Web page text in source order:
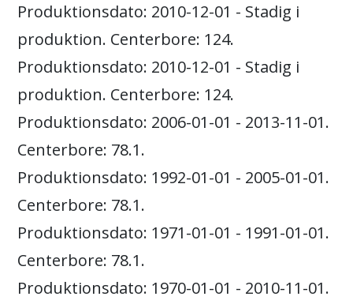
Produktionsdato: 2010-12-01 - Stadig i
produktion. Centerbore: 124.
Produktionsdato: 2010-12-01 - Stadig i
produktion. Centerbore: 124.
Produktionsdato: 2006-01-01 - 2013-11-01.
Centerbore: 78.1.
Produktionsdato: 1992-01-01 - 2005-01-01.
Centerbore: 78.1.
Produktionsdato: 1971-01-01 - 1991-01-01.
Centerbore: 78.1.
Produktionsdato: 1970-01-01 - 2010-11-01.